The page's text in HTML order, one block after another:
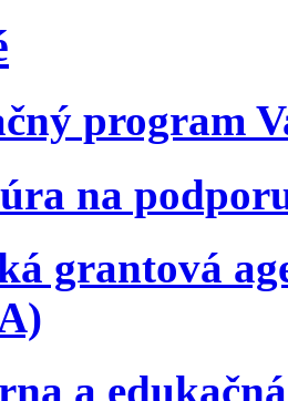
program
na
grantová
a